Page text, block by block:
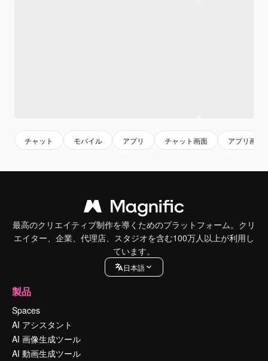
チャット モバイル アプリ チャット画面 アプリ画面
最高のクリエイティブ制作を導くためのプラットフォーム。クリ
エイター、企業、代理店、スタジオを含む100万人以上が利用し
ています。
日本語
製品
Spaces
AI アシスタント
AI 画像生成ツール
AI 動画生成ツール